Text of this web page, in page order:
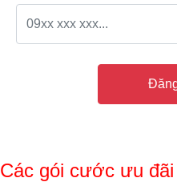
Các gói cước ưu